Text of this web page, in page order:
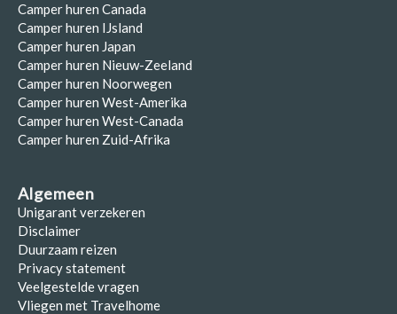
Camper huren Canada
Camper huren IJsland
Camper huren Japan
Camper huren Nieuw-Zeeland
Camper huren Noorwegen
Camper huren West-Amerika
Camper huren West-Canada
Camper huren Zuid-Afrika
Algemeen
Unigarant verzekeren
Disclaimer
Duurzaam reizen
Privacy statement
Veelgestelde vragen
Vliegen met Travelhome